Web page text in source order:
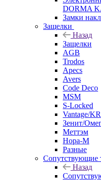
DORMA
Замки
Защелки
Назад
Защелки
AGB
Trodos
Apecs
Avers
Code Deco
MSM
S-Locked
Vantage/KR
Зенит/
Меттэм
Нора-М
Разные
Сопутствующие
Назад